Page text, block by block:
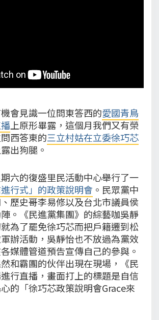
會見識一位問東答西的愛國青鳥
上原形畢露，這個月我們又有榮
西答東的三立村姑在立委徐巧芯
露出狗腿。
六的復盛里民活動中心舉行了一
進行式」的政策說明會 。民眾黨中
歷史哥李易修以及台北市議員侯
。《民進黨集團》的綜藝咖吳靜
為了罷免徐巧芯而把戶籍遷到松
辦活動，吳靜怡也不放過為黨效
媒體管道預告宣傳自己的參與。
和霸團的伙伴出現在現場，《民
行直播，畫面打上的標題是自信
的「徐巧芯政策說明會Grace來